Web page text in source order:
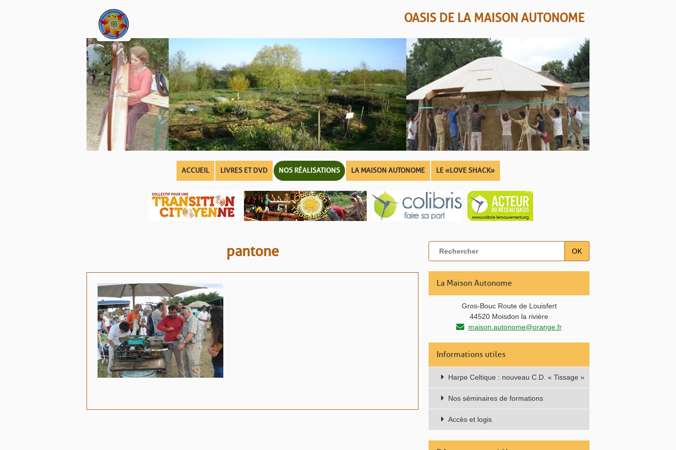
OASIS DE LA MAISON AUTONOME
ACCUEIL LIVRES ET DVD NOS RÉALISATIONS LA MAISON AUTONOME LE « LOVE SHACK »
pantone OK
La Maison Autonome
Gros-Bouc Route de Louisfert
44520 Moisdon la rivière
maison.autonome@orange.fr
Informations utiles
Harpe Celtique : nouveau C.D. « Tissage »
Nos séminaires de formations
Accès et logis